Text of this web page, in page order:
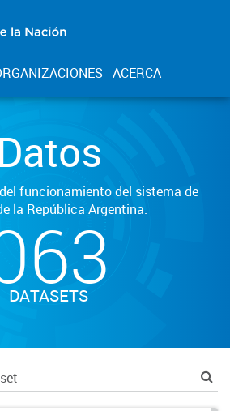
ACERCA
Datos
funcionamiento del sistema de
la República Argentina.
DATASETS